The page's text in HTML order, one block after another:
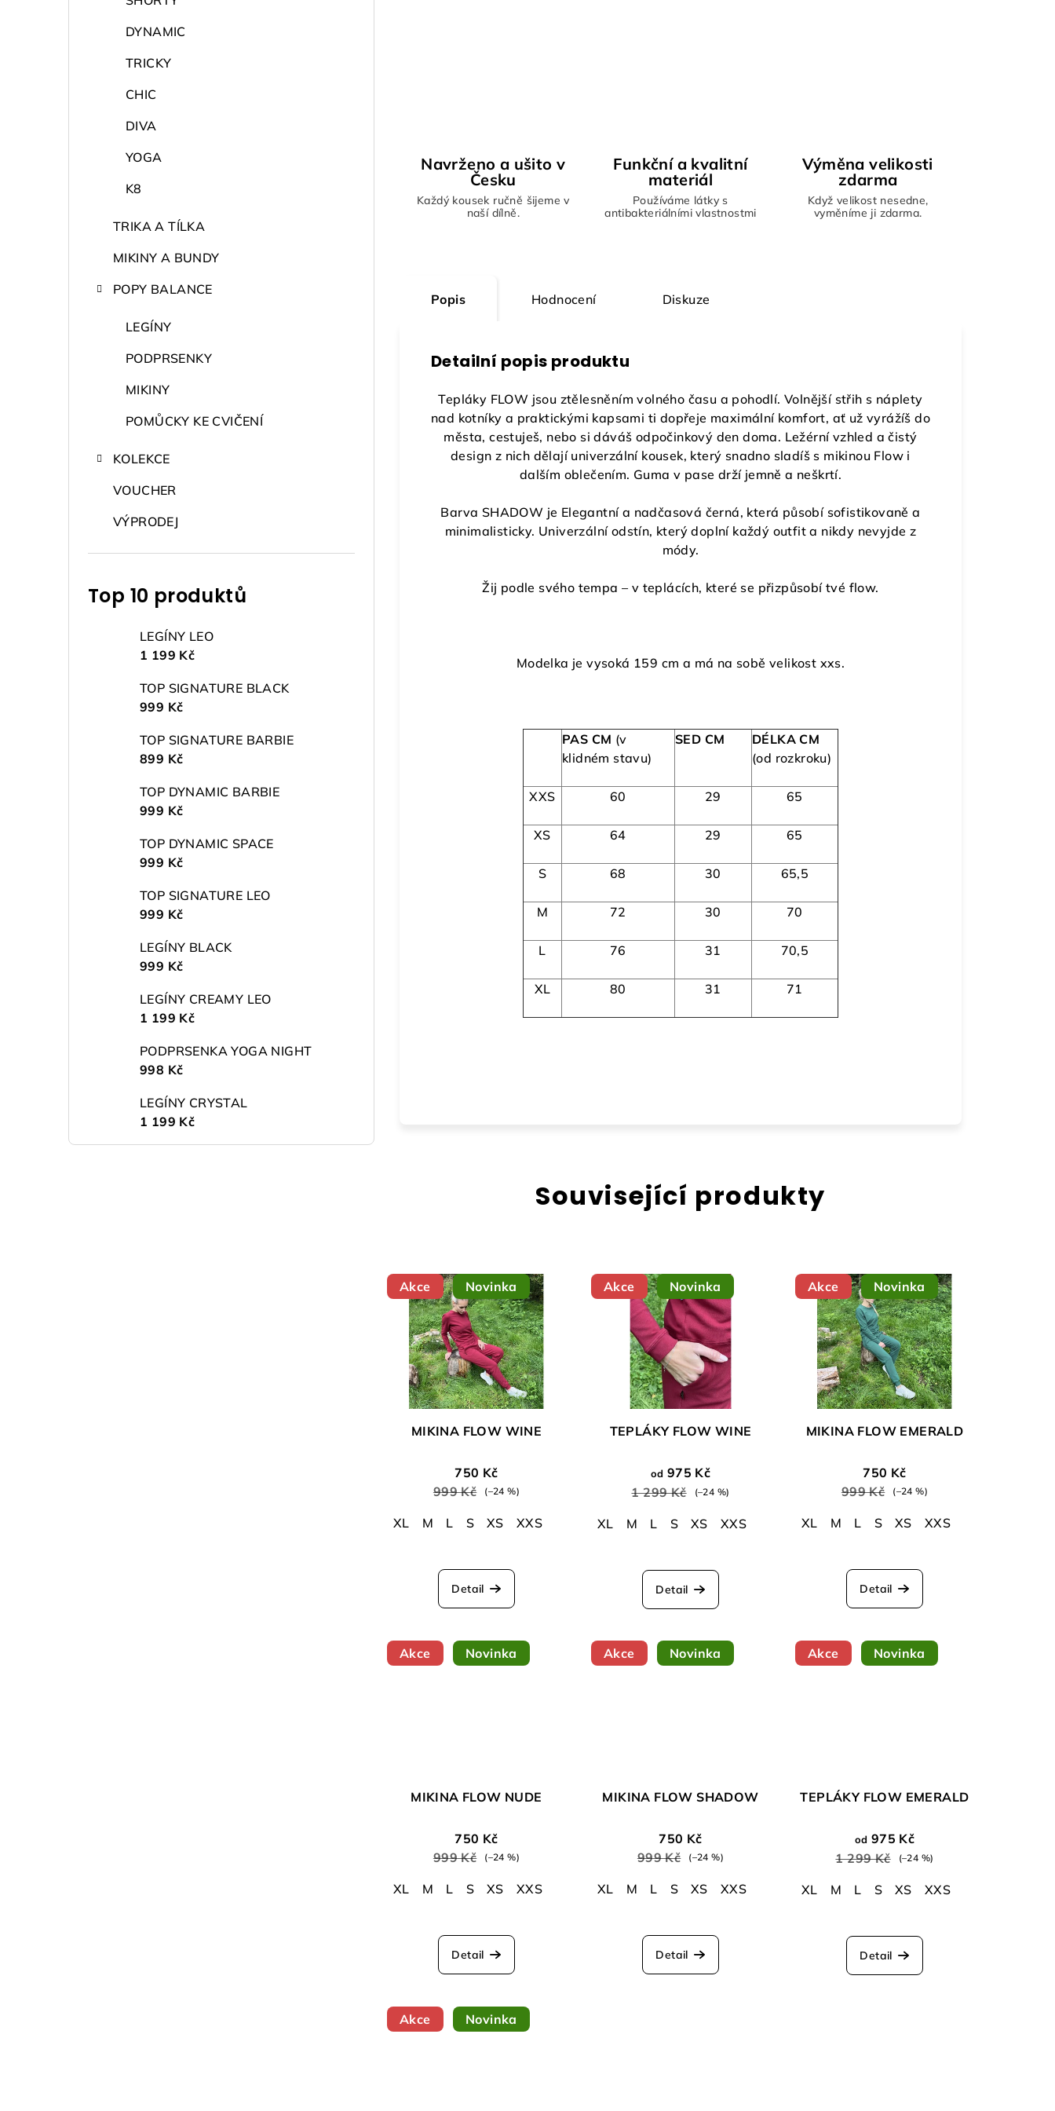
DYNAMIC
TRICKY
CHIC
DIVA
YOGA
K8
TRIKA A TÍLKA
MIKINY A BUNDY
POPY BALANCE
LEGÍNY
PODPRSENKY
MIKINY
POMŮCKY KE CVIČENÍ
KOLEKCE
VOUCHER
VÝPRODEJ
Top 10 produktů
LEGÍNY LEO
1 199 Kč
TOP SIGNATURE BLACK
999 Kč
TOP SIGNATURE BARBIE
899 Kč
TOP DYNAMIC BARBIE
999 Kč
TOP DYNAMIC SPACE
999 Kč
TOP SIGNATURE LEO
999 Kč
LEGÍNY BLACK
999 Kč
LEGÍNY CREAMY LEO
1 199 Kč
PODPRSENKA YOGA NIGHT
998 Kč
LEGÍNY CRYSTAL
1 199 Kč
Navrženo a ušito v
Česku
Každý kousek ručně šijeme v
naší dílně.
Funkční a kvalitní
materiál
Používáme látky s
antibakteriálními vlastnostmi
Výměna velikosti
zdarma
Když velikost nesedne,
vyměníme ji zdarma.
Popis Hodnocení Diskuze
Detailní popis produktu
Tepláky FLOW jsou ztělesněním volného času a pohodlí. Volnější střih s náplety
nad kotníky a praktickými kapsami ti dopřeje maximální komfort, ať už vyrážíš do
města, cestuješ, nebo si dáváš odpočinkový den doma. Ležérní vzhled a čistý
design z nich dělají univerzální kousek, který snadno sladíš s mikinou Flow i
dalším oblečením. Guma v pase drží jemně a neškrtí.
Barva SHADOW je Elegantní a nadčasová černá, která působí sofistikovaně a
minimalisticky. Univerzální odstín, který doplní každý outfit a nikdy nevyjde z
módy.
Žij podle svého tempa – v teplácích, které se přizpůsobí tvé flow.
Modelka je vysoká 159 cm a má na sobě velikost xxs.
PAS CM (v
klidném stavu)
SED CM
DÉLKA CM
(od rozkroku)
XXS 60 29 65
XS 64 29 65
S 68 30 65,5
M 72 30 70
L 76 31 70,5
XL 80 31 71
Související produkty
Akce Novinka
MIKINA FLOW WINE
750 Kč
999 Kč
(–24 %)
XL M L S XS XXS
Detail
Akce Novinka
TEPLÁKY FLOW WINE
od 975 Kč
1 299 Kč
(–24 %)
XL M L S XS XXS
hodnocení
produktu
je
z
5
Detail
Akce Novinka
MIKINA FLOW EMERALD
750 Kč
999 Kč
(–24 %)
XL M L S XS XXS
Detail
Akce Novinka
MIKINA FLOW NUDE
750 Kč
999 Kč
(–24 %)
XL M L S XS XXS
Detail
Akce Novinka
MIKINA FLOW SHADOW
750 Kč
999 Kč
(–24 %)
XL M L S XS XXS
Detail
Akce Novinka
TEPLÁKY FLOW EMERALD
od 975 Kč
1 299 Kč
(–24 %)
XL M L S XS XXS
Detail
Akce Novinka